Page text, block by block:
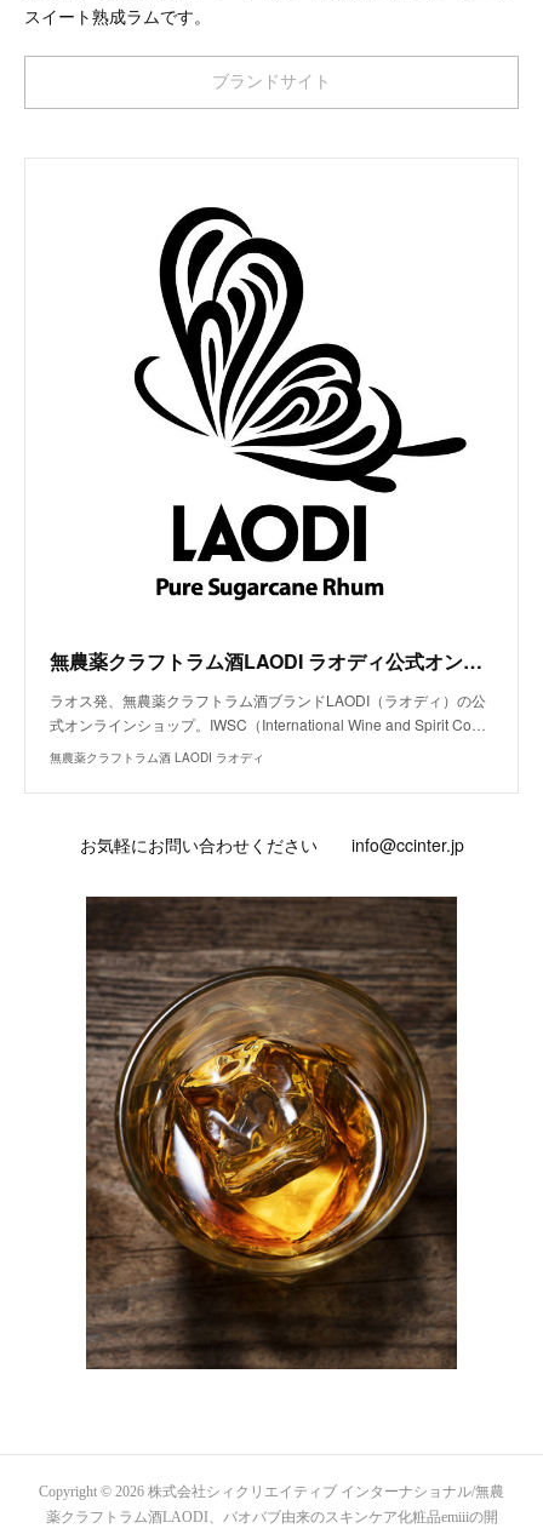
スイート熟成ラムです。
ブランドサイト
無農薬クラフトラム酒LAODI ラオディ公式オンラインショップ│おすすめラム酒レシピ掲載（モヒート等カクテル、お菓子）オーガニック
ラオス発、無農薬クラフトラム酒ブランドLAODI（ラオディ）の公
式オンラインショップ。IWSC（International Wine and Spirit Co…
無農薬クラフトラム酒 LAODI ラオディ
お気軽にお問い合わせください info@ccinter.jp
Copyright © 2026 株式会社シィクリエイティブ インターナショナル/無農
薬クラフトラム酒LAODI、バオバブ由来のスキンケア化粧品emiiiの開